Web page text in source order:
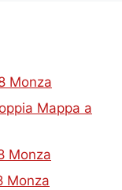
Monza
Mappa a
Monza
Monza